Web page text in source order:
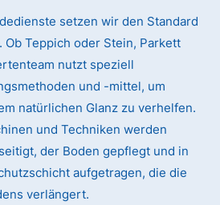
setzen wir den Standard
Teppich oder Stein, Parkett
nutzt speziell
und -mittel, um
natürlichen Glanz zu verhelfen.
und Techniken werden
der Boden gepflegt und in
aufgetragen, die die
verlängert.